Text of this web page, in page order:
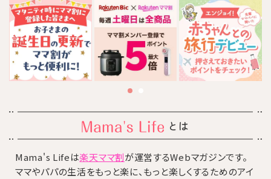
とは
Mama's Lifeは楽天ママ割が運営するWebマガジンです。
ママやパパの生活をもっと楽に、もっと楽しくするためのアイ